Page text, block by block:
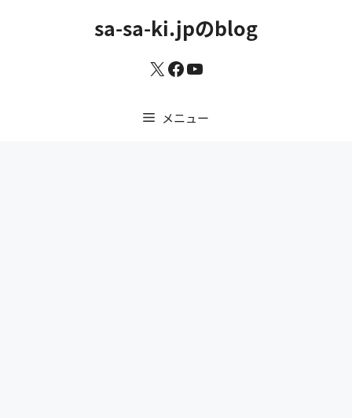
sa-sa-ki.jpのblog
X Facebook
YouTube
メニュー